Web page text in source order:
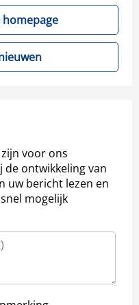
voor ons
ontwikkeling van
uw bericht lezen en
mogelijk